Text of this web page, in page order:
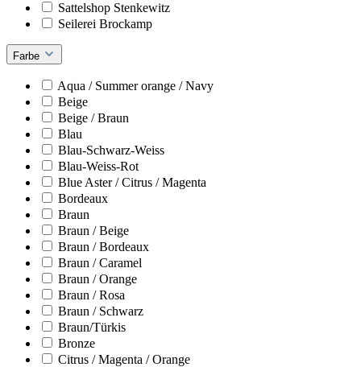
Sattelshop Stenkewitz
Seilerei Brockamp
Farbe
Aqua / Summer orange / Navy
Beige
Beige / Braun
Blau
Blau-Schwarz-Weiss
Blau-Weiss-Rot
Blue Aster / Citrus / Magenta
Bordeaux
Braun
Braun / Beige
Braun / Bordeaux
Braun / Caramel
Braun / Orange
Braun / Rosa
Braun / Schwarz
Braun/Türkis
Bronze
Citrus / Magenta / Orange